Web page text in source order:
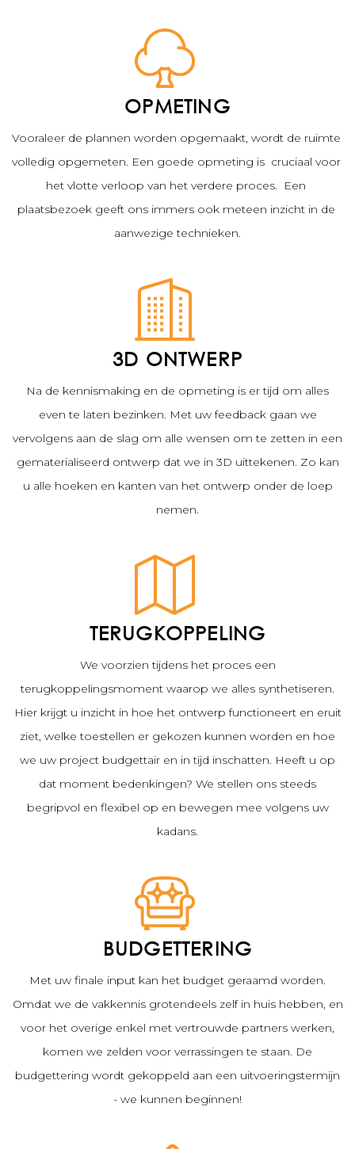
OPMETING
Vooraleer de plannen worden opgemaakt, wordt de ruimte
volledig opgemeten. Een goede opmeting is  cruciaal voor
het vlotte verloop van het verdere proces.
Een
plaatsbezoek geeft ons immers ook meteen inzicht in de
aanwezige technieken.
3D ONTWERP
Na de kennismaking en de opmeting is er tijd om alles
even te laten bezinken. Met uw feedback gaan we
vervolgens aan de slag om alle wensen om te zetten in een
gematerialiseerd ontwerp dat we in 3D uittekenen. Zo kan
u alle hoeken en kanten van het ontwerp onder de loep
nemen.
TERUGKOPPELING
We voorzien tijdens het proces een
terugkoppelingsmoment waarop we alles synthetiseren.
Hier krijgt u inzicht in hoe het ontwerp functioneert en eruit
ziet, welke toestellen er gekozen kunnen worden en hoe
we uw project budgettair en in tijd inschatten. Heeft u op
dat moment bedenkingen? We stellen ons steeds
begripvol en flexibel op en bewegen mee volgens uw
kadans.
BUDGETTERING
Met uw finale input kan het budget geraamd worden.
Omdat we de vakkennis grotendeels zelf in huis hebben, en
voor het overige enkel met vertrouwde partners werken,
komen we zelden voor verrassingen te staan. De
budgettering wordt gekoppeld aan een uitvoeringstermijn
- we kunnen beginnen!